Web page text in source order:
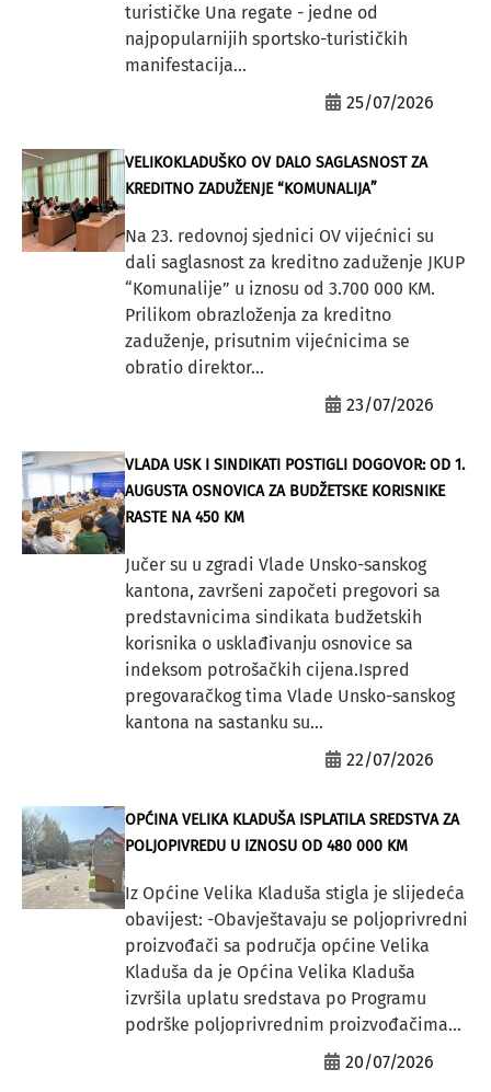
turističke Una regate - jedne od
najpopularnijih sportsko-turističkih
manifestacija...
25/07/2026
VELIKOKLADUŠKO OV DALO SAGLASNOST ZA
KREDITNO ZADUŽENJE “KOMUNALIJA”
Na 23. redovnoj sjednici OV vijećnici su
dali saglasnost za kreditno zaduženje JKUP
“Komunalije” u iznosu od 3.700 000 KM.
Prilikom obrazloženja za kreditno
zaduženje, prisutnim vijećnicima se
obratio direktor...
23/07/2026
VLADA USK I SINDIKATI POSTIGLI DOGOVOR: OD 1.
AUGUSTA OSNOVICA ZA BUDŽETSKE KORISNIKE
RASTE NA 450 KM
Jučer su u zgradi Vlade Unsko-sanskog
kantona, završeni započeti pregovori sa
predstavnicima sindikata budžetskih
korisnika o usklađivanju osnovice sa
indeksom potrošačkih cijena.Ispred
pregovaračkog tima Vlade Unsko-sanskog
kantona na sastanku su...
22/07/2026
OPĆINA VELIKA KLADUŠA ISPLATILA SREDSTVA ZA
POLJOPIVREDU U IZNOSU OD 480 000 KM
Iz Općine Velika Kladuša stigla je slijedeća
obavijest: -Obavještavaju se poljoprivredni
proizvođači sa područja općine Velika
Kladuša da je Općina Velika Kladuša
izvršila uplatu sredstava po Programu
podrške poljoprivrednim proizvođačima...
20/07/2026